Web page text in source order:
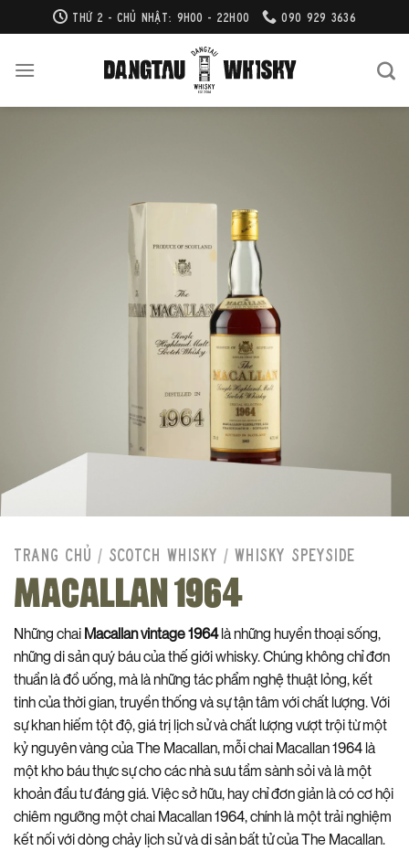
qua
dung
THỨ 2 - CHỦ NHẬT: 9H00 - 22H00 090 929 3636
TRANG CHỦ / SCOTCH WHISKY / WHISKY SPEYSIDE
MACALLAN 1964
Những chaiMacallan vintage 1964là những huyền thoại sống,
những di sản quý báu của thế giới whisky. Chúng không chỉ đơn
thuần là đồ uống, mà là những tác phẩm nghệ thuật lỏng, kết
tinh của thời gian, truyền thống và sự tận tâm với chất lượng. Với
sự khan hiếm tột độ, giá trị lịch sử và chất lượng vượt trội từ một
kỷ nguyên vàng của The Macallan, mỗi chai Macallan 1964 là
một kho báu thực sự cho các nhà sưu tầm sành sỏi và là một
khoản đầu tư đáng giá. Việc sở hữu, hay chỉ đơn giản là có cơ hội
chiêm ngưỡng một chai Macallan 1964, chính là một trải nghiệm
kết nối với dòng chảy lịch sử và di sản bất tử của The Macallan.